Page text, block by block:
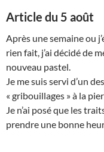
Article du 5 août
Après une semaine ou
rien fait, j’ai décidé de
nouveau pastel.
Je me suis servi d’un
« gribouillages » à la
Je n’ai posé que les
prendre une bonne